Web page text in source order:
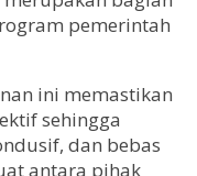
pemerintah
ini memastikan
sehingga
dan bebas
antara pihak